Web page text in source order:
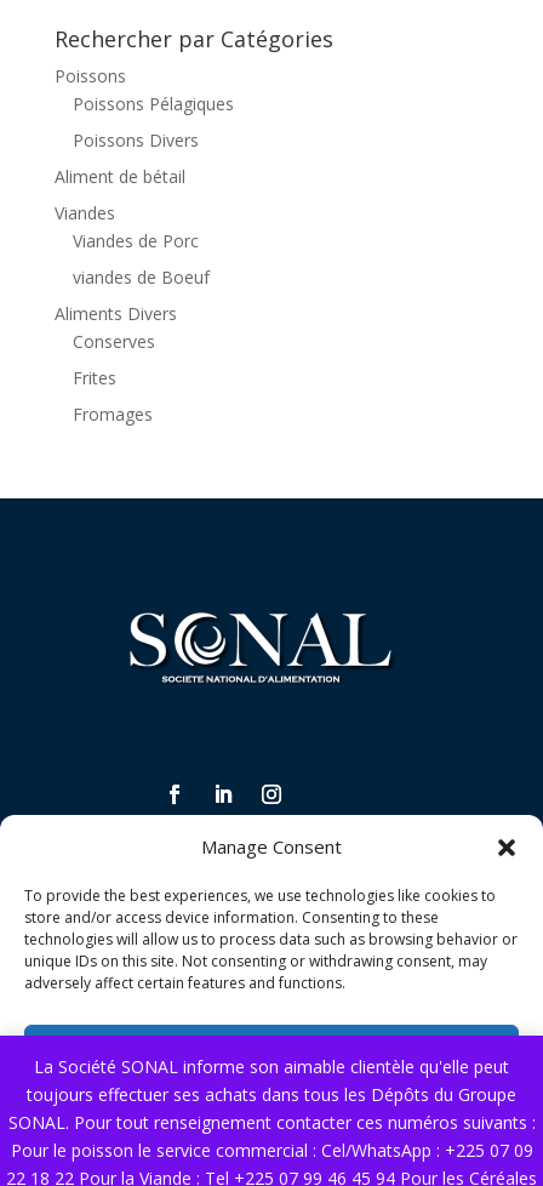
Manage Consent
To provide the best experiences, we use technologies like cookies to
store and/or access device information. Consenting to these
technologies will allow us to process data such as browsing behavior or
unique IDs on this site. Not consenting or withdrawing consent, may
adversely affect certain features and functions.
Deny
View preferences
La Société SONAL informe son aimable clientèle qu'elle peut
toujours effectuer ses achats dans tous les Dépôts du Groupe
SONAL. Pour tout renseignement contacter ces numéros suivants :
Pour le poisson le service commercial : Cel/WhatsApp : +225 07 09
22 18 22 Pour la Viande : Tel +225 07 99 46 45 94 Pour les Céréales
Rechercher par Catégories
Poissons
Poissons Pélagiques
Poissons Divers
Aliment de bétail
Viandes
Viandes de Porc
viandes de Boeuf
Aliments Divers
Conserves
Frites
Fromages
Politique de confidentialité
Politique de qualité
Conditions générales de vente
NOS SERVICES